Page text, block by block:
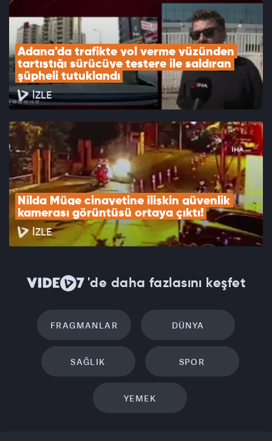
Adana'da trafikte yol verme yüzünden
tartıştığı sürücüye testere ile saldıran
şüpheli tutuklandı
İZLE
Nilda Müge cinayetine ilişkin güvenlik
kamerası görüntüsü ortaya çıktı!
İZLE
'de daha fazlasını keşfet
FRAGMANLAR DÜNYA
SAĞLIK SPOR
YEMEK